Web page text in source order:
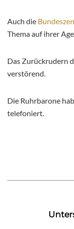
Auch die
Thema auf ihrer
Das Zurückrudern
verstörend.
Die Ruhrbarone
telefoniert.